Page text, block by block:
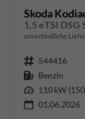
Skoda
1,5 eTSI DSG
unverbindliche
Fahrzeugnr. 544416
Kraftstoff Benzin
Leistung 110 kW (150
01.06.2026